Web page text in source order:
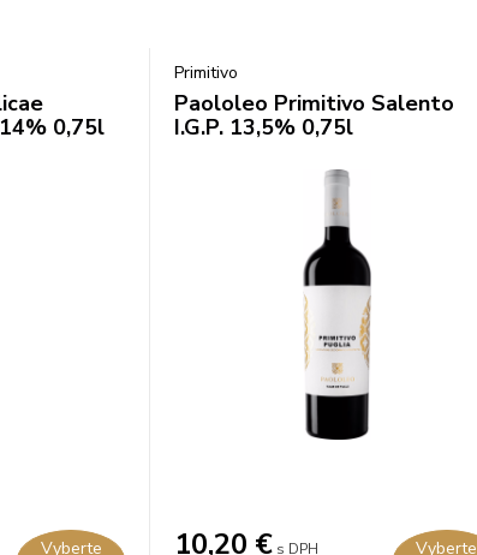
0,75l
Vyberte
Primitivo
Paololeo Primitivo Salento
I.G.P. 13,5% 0,75l
10,20 € s DPH
Vyberte